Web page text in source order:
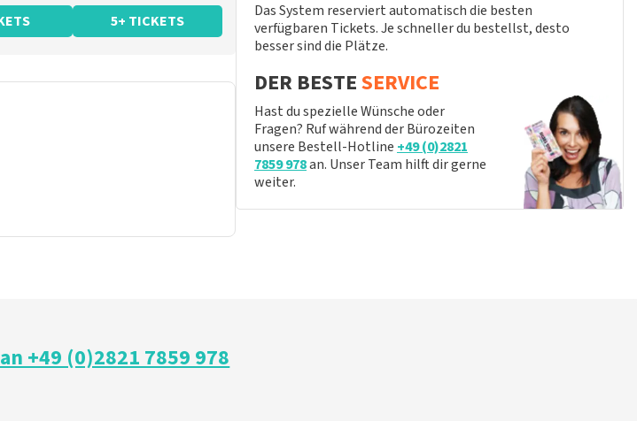
5+ TICKETS
Das System reserviert automatisch die besten
verfügbaren Tickets. Je schneller du bestellst, desto
besser sind die Plätze.
DER BESTESERVICE
Hast du spezielle Wünsche oder
Fragen? Ruf während der Bürozeiten
unsere Bestell-Hotline +49 (0)2821
7859 978an. Unser Team hilft dir gerne
weiter.
+49 (0)2821 7859 978